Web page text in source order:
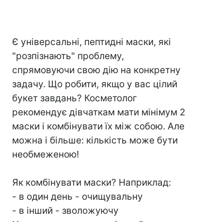
Є універсальні, пептидні маски, які
"розпізнають" проблему,
спрямовуючи свою дію на конкретну
задачу. Що робити, якщо у вас цілий
букет завдань? Косметолог
рекомендує дівчаткам мати мінімум 2
маски і комбінувати їх між собою. Але
можна і більше: кількість може бути
необмеженою!
Як комбінувати маски? Наприклад:
- в один день - очищувальну
- в інший - зволожуючу